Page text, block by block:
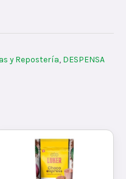
y Repostería, DESPENSA